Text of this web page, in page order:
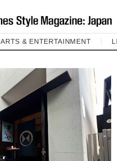
ARTS & ENTERTAINMENT